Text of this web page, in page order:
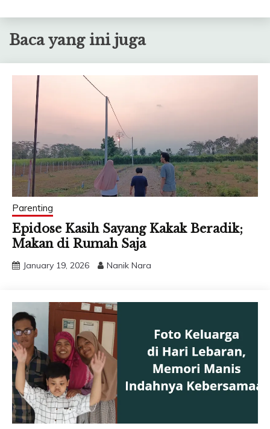
Baca yang ini juga
Parenting
Epidose Kasih Sayang Kakak Beradik;
Makan di Rumah Saja
January 19, 2026 Nanik Nara